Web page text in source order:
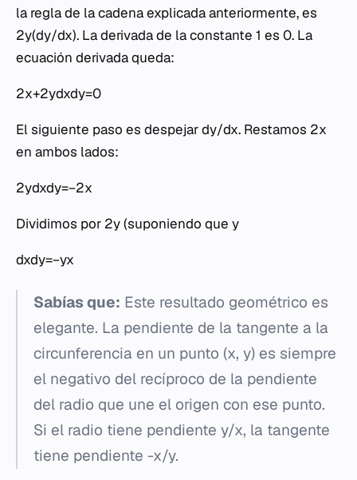
la regla de la cadena explicada anteriormente, es
2y(dy/dx). La derivada de la constante 1 es 0. La
ecuación derivada queda:
2x+2ydxdy​=0
El siguiente paso es despejardy/dx. Restamos 2x
en ambos lados:
2ydxdy​=−2x
Dividimos por 2y(suponiendo que y
dxdy​=−yx​
Sabías que: Este resultado geométrico es
elegante. La pendiente de la tangente a la
circunferencia en un punto (x, y) es siempre
el negativo del recíproco de la pendiente
del radio que une el origen con ese punto.
Si el radio tiene pendiente y/x, la tangente
tiene pendiente -x/y.